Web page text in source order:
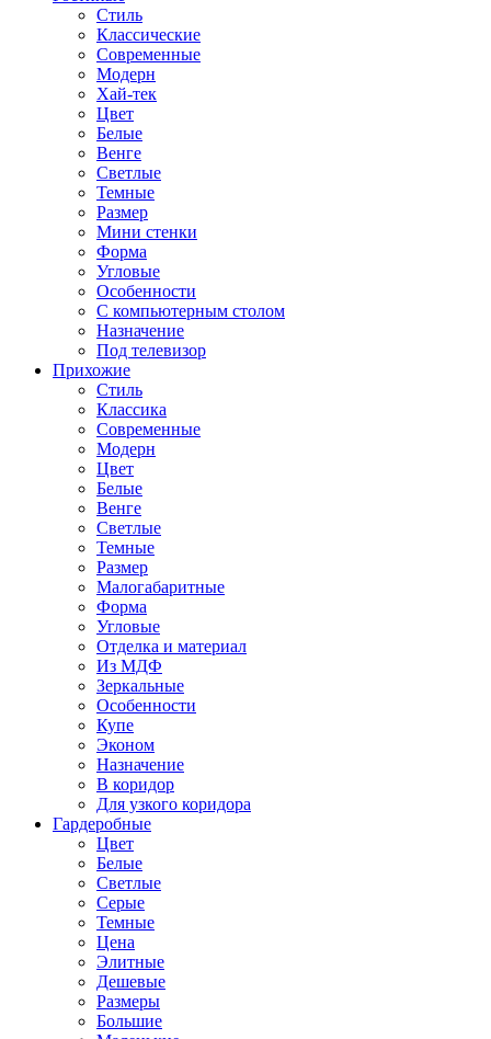
Стиль
Классические
Современные
Модерн
Хай-тек
Цвет
Белые
Венге
Светлые
Темные
Размер
Мини стенки
Форма
Угловые
Особенности
С компьютерным столом
Назначение
Под телевизор
Прихожие
Стиль
Классика
Современные
Модерн
Цвет
Белые
Венге
Светлые
Темные
Размер
Малогабаритные
Форма
Угловые
Отделка и материал
Из МДФ
Зеркальные
Особенности
Купе
Эконом
Назначение
В коридор
Для узкого коридора
Гардеробные
Цвет
Белые
Светлые
Серые
Темные
Цена
Элитные
Дешевые
Размеры
Большие